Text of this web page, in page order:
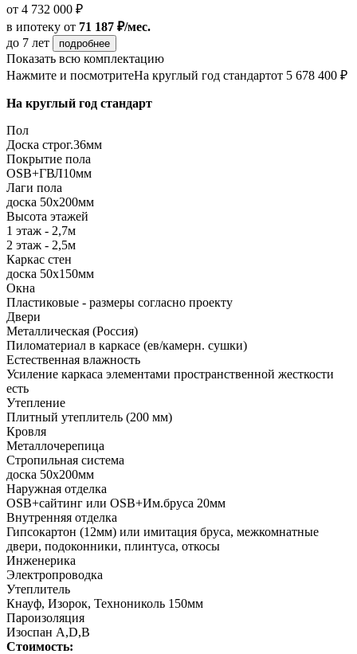
от 4 732 000 ₽
в ипотеку от 71 187 ₽/мес.
до 7 лет
подробнее
Показать всю комплектацию
Нажмите и посмотритеНа круглый год стандартот 5 678 400 ₽
На круглый год стандарт
Пол
Доска строг.36мм
Покрытие пола
ОSB+ГВЛ10мм
Лаги пола
доска 50х200мм
Высота этажей
1 этаж - 2,7м
2 этаж - 2,5м
Каркас стен
доска 50х150мм
Окна
Пластиковые - размеры согласно проекту
Двери
Металлическая (Россия)
Пиломатериал в каркасе (ев/камерн. сушки)
Естественная влажность
Усиление каркаса элементами пространственной жесткости
есть
Утепление
Плитный утеплитель (200 мм)
Кровля
Металлочерепица
Стропильная система
доска 50х200мм
Наружная отделка
OSB+сайтинг или OSB+Им.бруса 20мм
Внутренняя отделка
Гипсокартон (12мм) или имитация бруса, межкомнатные
двери, подоконники, плинтуса, откосы
Инженерика
Электропроводка
Утеплитель
Кнауф, Изорок, Технониколь 150мм
Пароизоляция
Изоспан A,D,B
Стоимость: